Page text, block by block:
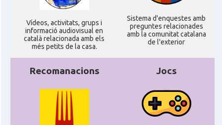
Ví­deos, activitats, grups i
informació audiovisual en
català relacionada amb els
més petits de la casa.
Sistema d'enquestes amb
preguntes relacionades
amb la comunitat catalana
de l'exterior
Recomanacions Jocs